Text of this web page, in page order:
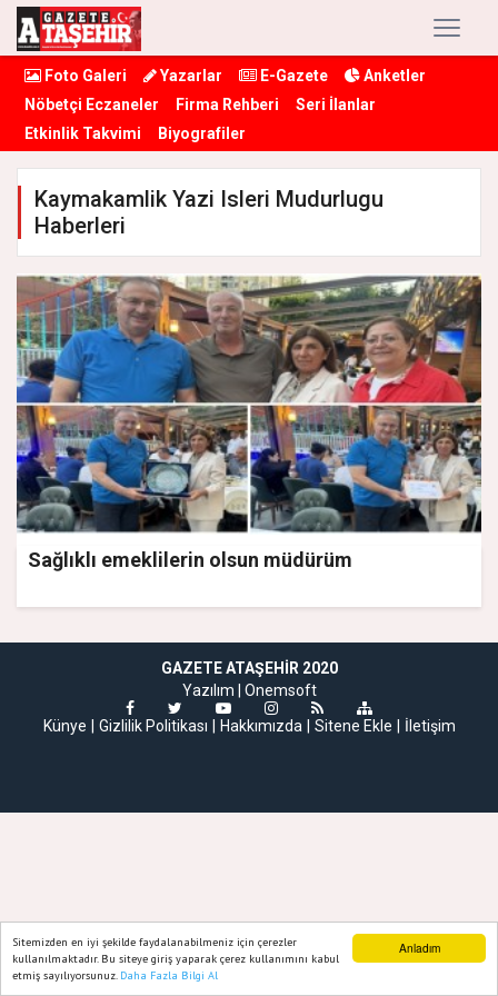
Anladım
Sitemizden en iyi şekilde faydalanabilmeniz için çerezler
kullanılmaktadır. Bu siteye giriş yaparak çerez kullanımını kabul
etmiş sayılıyorsunuz. Daha Fazla Bilgi Al
Foto Galeri Yazarlar E-Gazete
Anketler
Nöbetçi Eczaneler
Firma Rehberi
Seri İlanlar
Etkinlik Takvimi
Biyografiler
Kaymakamlik Yazi Isleri Mudurlugu
Haberleri
Sağlıklı emeklilerin olsun müdürüm
GAZETE ATAŞEHIR 2020
Yazılım | Onemsoft
Künye
Gizlilik Politikası Hakkımızda Sitene Ekle İletişim
Ana Sayfa Web TV